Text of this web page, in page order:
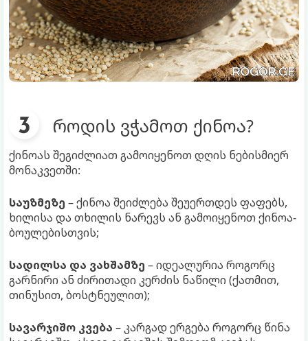
როდის ვჭამოთ ქინოა?
ქინოას შეგიძლიათ გამოიყენოთ დღის ნებისმიერ
მონაკვეთში:
საუზმეზე – ქინოა შეიძლება შეუერთდეს ფაფებს,
ხილისა და თხილის ნარევს ან გამოიყენოთ ქინოა-
ბოულებისთვის;
სადილსა და ვახშამზე – იდეალურია როგორც
გარნირი ან ძირითადი კერძის ნაწილი (ქათმით,
თინუსით, ბოსტნეულით);
სავარჯიშო კვება – კარგად ერგება როგორც წინა